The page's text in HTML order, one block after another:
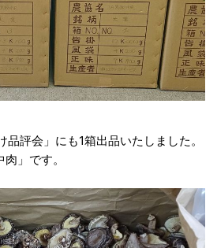
品評会」にも1箱出品いたしました。
」です。